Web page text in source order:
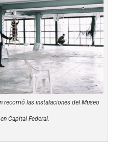
recorrió las instalaciones del Museo
Capital Federal.